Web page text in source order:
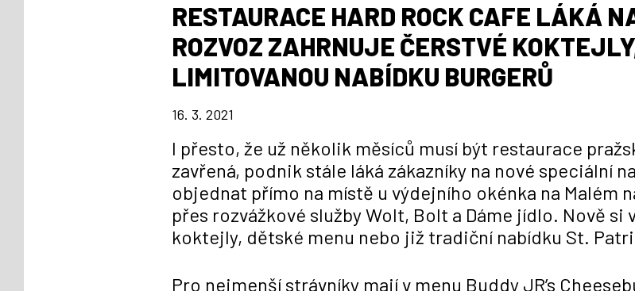
RESTAURACE HARD ROCK CAFE LÁKÁ
ROZVOZ ZAHRNUJE ČERSTVÉ
LIMITOVANOU NABÍDKU BURGERŮ
16. 3. 2021
I přesto, že už několik měsíců musí být restaurace
zavřená, podnik stále láká zákazníky na nové speciální
objednat přímo na místě u výdejního okénka na Malém
přes rozvážkové služby Wolt, Bolt a Dáme jídlo. Nově si
koktejly, dětské menu nebo již tradiční nabídku St.
Pro nejmenší strávníky mají v menu Buddy JR’s